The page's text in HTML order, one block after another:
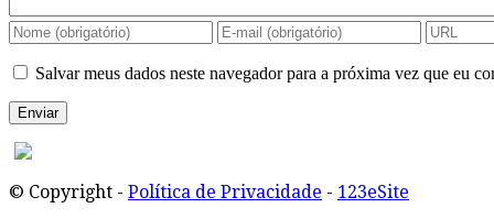
Salvar meus dados neste navegador para a próxima vez que eu
© Copyright - Política de Privacidade - 123eSite